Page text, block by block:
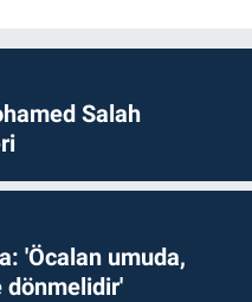
Salah
'Öcalan umuda,
dönmelidir'